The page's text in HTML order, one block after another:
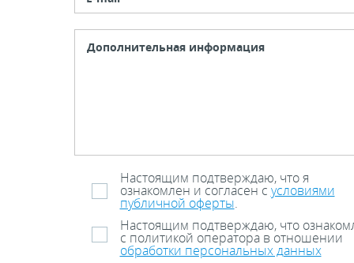
Настоящим подтверждаю, что я
ознакомлен и согласен с условиями
публичной оферты.
Настоящим подтверждаю, что
с политикой оператора в отношении
обработки персональных данных